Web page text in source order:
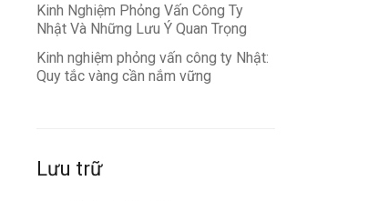
Kinh Nghiệm Phỏng Vấn Công Ty
Nhật Và Những Lưu Ý Quan Trọng
Kinh nghiệm phỏng vấn công ty Nhật:
Quy tắc vàng cần nắm vững
Lưu trữ